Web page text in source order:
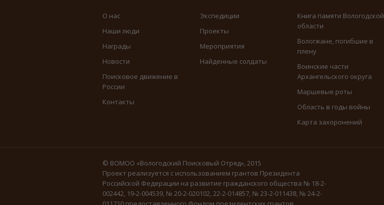
О нас
Наши люди
Награды
Новости
Поисковое движение в
России
Контакты
Экспедиции
Проекты
Мероприятия
Найденные солдаты
Книга памяти Вологодской
области
Вологжане, погибшие в
плену
Воинские части
Архангельского округа
Маршевые роты
Область в годы войны
Карта захоронений
© ВОМОО «Вологодский Поисковый Отряд», 2015
Проект реализуется с использованием грантов Президента
Российской Федерации на развитие гражданского общества № 18-2-
002442, 19-2-004539, № 20-2-020102, 22-2-014857, № 23-2-011438, № 24-2-